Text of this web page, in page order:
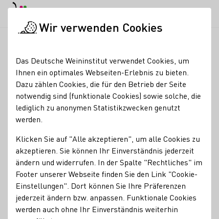
Weingut Braun
Straußwirtschaft jährlich ab dem 2. Wochenende im
September bis zum 3. Wochenende im Oktober immer
und Holzfasskeller
Erzeugnisse
Perlwein / Secco Sekt Wein Traubensaft
Federweißer
Roséwein
Mitgliedschaften
Wir verwenden Cookies
Das Deutsche Weininstitut verwendet Cookies, um
Ihnen ein optimales Webseiten-Erlebnis zu bieten.
Dazu zählen Cookies, die für den Betrieb der Seite
notwendig sind (funktionale Cookies) sowie solche, die
lediglich zu anonymen Statistikzwecken genutzt
werden.
Klicken Sie auf "Alle akzeptieren", um alle Cookies zu
akzeptieren. Sie können Ihr Einverständnis jederzeit
ändern und widerrufen. In der Spalte "Rechtliches" im
Footer unserer Webseite finden Sie den Link "Cookie-
Einstellungen". Dort können Sie Ihre Präferenzen
jederzeit ändern bzw. anpassen. Funktionale Cookies
werden auch ohne Ihr Einverständnis weiterhin